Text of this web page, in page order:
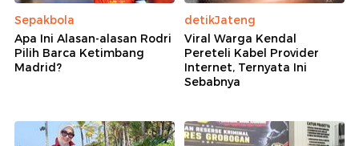
Sepakbola
Apa Ini Alasan-alasan Rodri
Pilih Barca Ketimbang
Madrid?
detikJateng
Viral Warga Kendal
Pereteli Kabel Provider
Internet, Ternyata Ini
Sebabnya